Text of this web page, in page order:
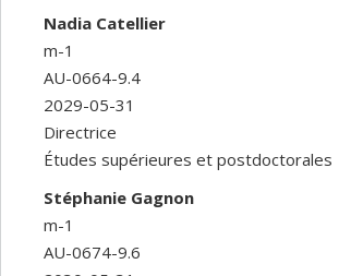
Nadia Catellier
m-1
AU-0664-9.4
2029-05-31
Directrice
Études supérieures et postdoctorales
Stéphanie Gagnon
m-1
AU-0674-9.6